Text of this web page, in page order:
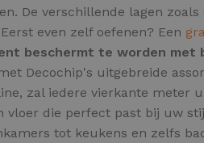
De verschillende lagen
even zelf oefenen? Een
beschermt te worden met
Decochip's uitgebreide
zal iedere vierkante meter
die perfect past bij uw
tot keukens en zelfs